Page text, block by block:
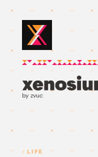
by zvuc
LIFE